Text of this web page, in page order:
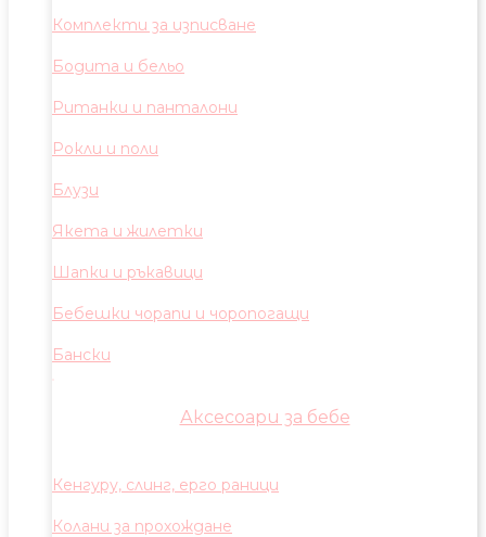
Комплекти за изписване
Бодита и бельо
Ританки и панталони
Рокли и поли
Блузи
Якета и жилетки
Шапки и ръкавици
Бебешки чорапи и чоропогащи
Бански
Аксесоари за бебе
Кенгуру, слинг, ерго раници
Колани за прохождане